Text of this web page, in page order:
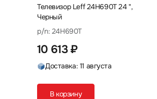
Телевизор Leff 24H690T 24 ",
Черный
p/n: 24H690T
10 613 ₽
Доставка: 11 августа
В корзину